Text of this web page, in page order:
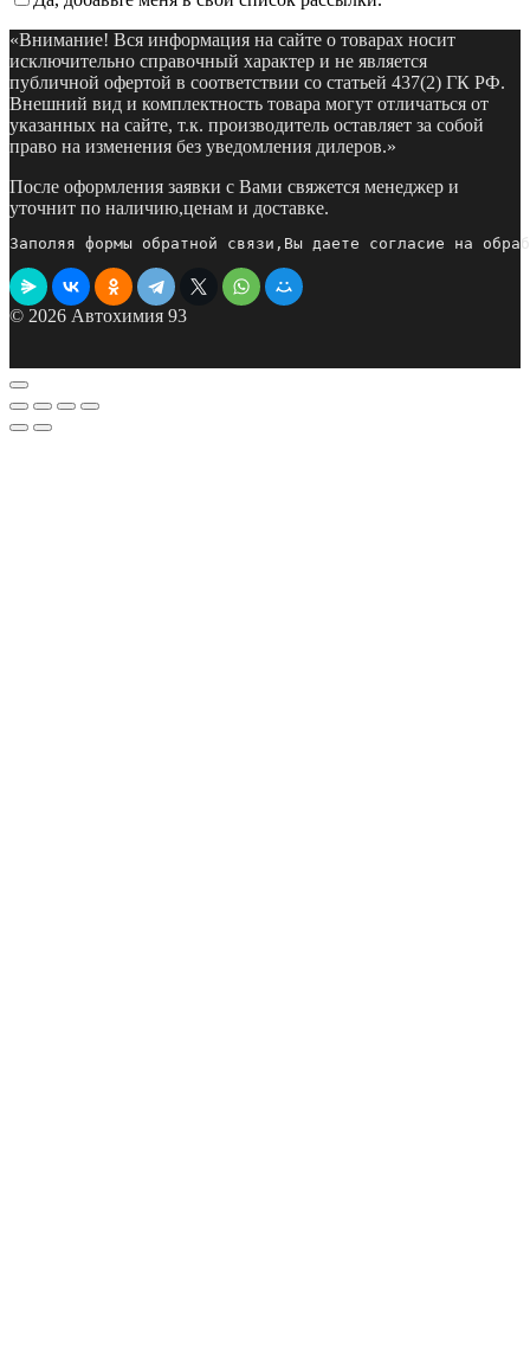
«Внимание! Вся информация на сайте о товарах носит
исключительно справочный характер и не является
публичной офертой в соответствии со статьей 437(2) ГК РФ.
Внешний вид и комплектность товара могут отличаться от
указанных на сайте, т.к. производитель оставляет за собой
право на изменения без уведомления дилеров.»
После оформления заявки с Вами свяжется менеджер и
уточнит по наличию,ценам и доставке.
Заполяя формы обратной связи,Вы даете согласие на
© 2026 Автохимия 93